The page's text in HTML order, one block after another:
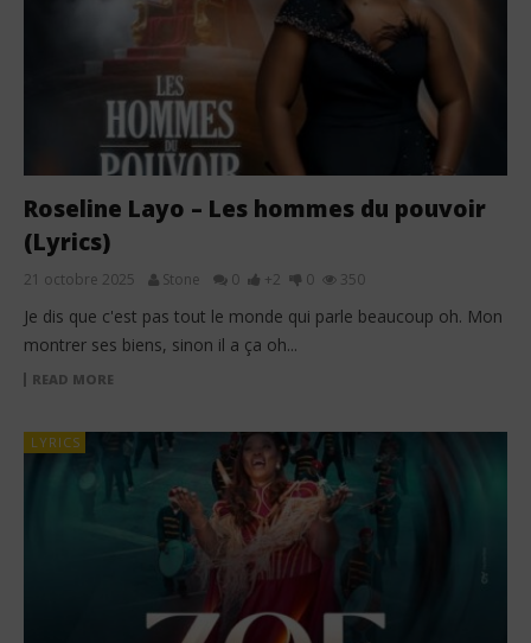
Roseline Layo – Les hommes du pouvoir
(Lyrics)
21 octobre 2025 Stone 0 +2 0 350
Je dis que c'est pas tout le monde qui parle beaucoup oh. Mon
montrer ses biens, sinon il a ça oh...
READ MORE
LYRICS